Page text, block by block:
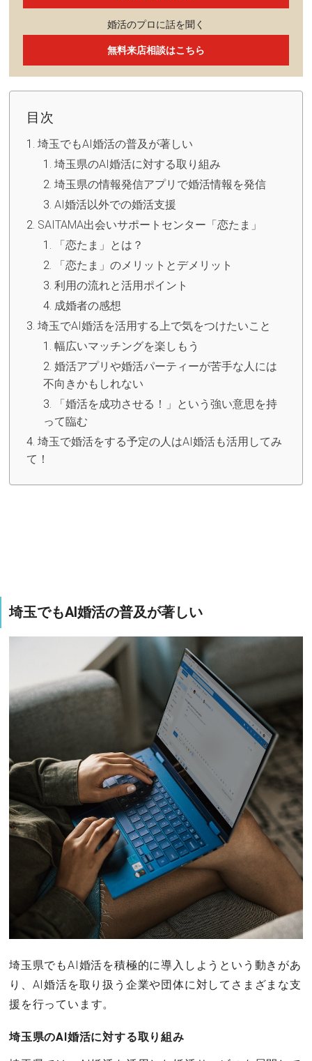
婚活のプロに話を聞く
無料来店相談はこちら
目次
埼玉でもAI婚活の普及が著しい
埼玉県のAI婚活に対する取り組み
埼玉県の情報発信アプリで婚活情報を発信
AI婚活以外での婚活支援
SAITAMA出会いサポートセンター「恋たま」
「恋たま」とは？
「恋たま」のメリットとデメリット
利用の流れと活用ポイント
成婚者の感想
埼玉でAI婚活を活用する上で気をつけたいこと
幅広いマッチングを楽しもう
婚活アプリや婚活パーティーが苦手な人には
不向きかもしれない
「婚活を成功させる！」という強い意思を持
って臨む
埼玉で婚活をする予定の人はAI婚活も活用してみ
て！
埼玉でもAI婚活の普及が著しい
埼玉県でもAI婚活を積極的に導入しようという動きがあ
り、AI婚活を取り扱う企業や団体に対してさまざまな支
援を行っています。
埼玉県のAI婚活に対する取り組み